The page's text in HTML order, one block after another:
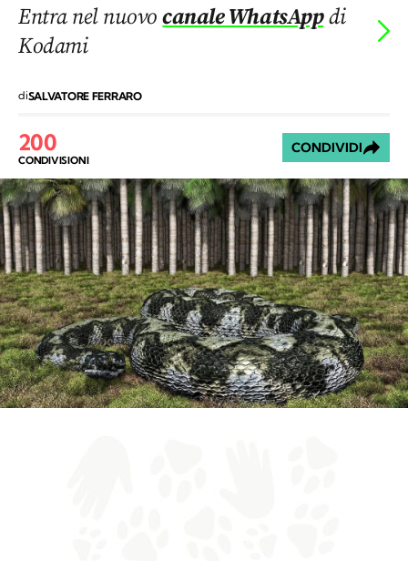
Entra nel nuovocanale WhatsAppdi
Kodami
diSALVATORE FERRARO
200
CONDIVISIONI
CONDIVIDI